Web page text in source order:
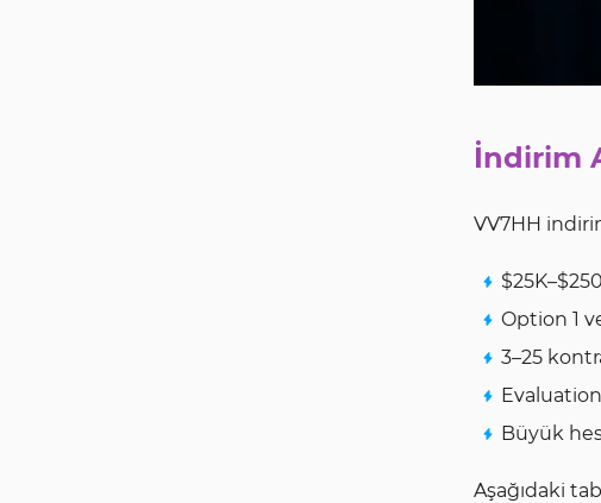
İndirim
VV7HH
Option 1
3–25
Büyük
Aşağıdaki